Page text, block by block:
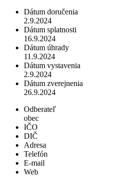
Dátum doručenia
2.9.2024
Dátum splatnosti
16.9.2024
Dátum úhrady
11.9.2024
Dátum vystavenia
2.9.2024
Dátum zverejnenia
26.9.2024
Odberateľ
obec
IČO
DIČ
Adresa
Telefón
E-mail
Web